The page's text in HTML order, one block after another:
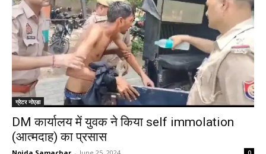
ग्रेटर नोएडा
DM कार्यालय में युवक ने किया self immolation
(आत्मदाह) का प्रसास